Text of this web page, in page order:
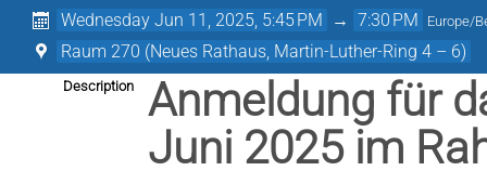
Wednesday Jun 11, 2025, 5:45 PM → 7:30 PM Europe/
Raum 270 (Neues Rathaus, Martin-Luther-Ring 4 – 6)
Description
Anmeldung für
Juni 2025 im